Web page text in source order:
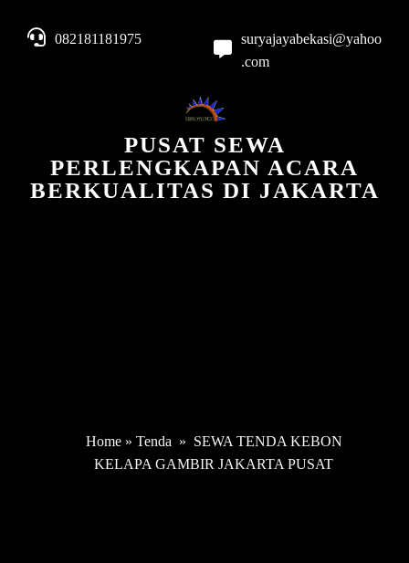
082181181975
suryajayabekasi@yahoo
.com
PUSAT SEWA
PERLENGKAPAN ACARA
BERKUALITAS DI JAKARTA
Home» Tenda » SEWA TENDA KEBON
KELAPA GAMBIR JAKARTA PUSAT